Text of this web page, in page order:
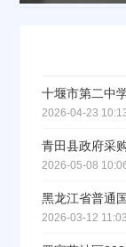
十堰市第二中
2026-04-23
2026-05-08
2026-03-12
请选择省市
联系方式